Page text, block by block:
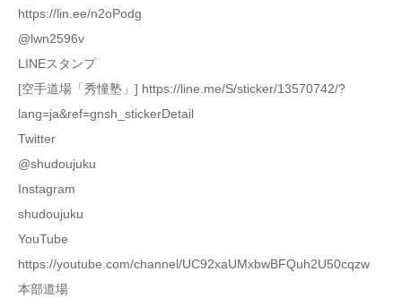
https://lin.ee/n2oPodg
@lwn2596v
LINEスタンプ
[空手道場「秀憧塾」] https://line.me/S/sticker/13570742/?
lang=ja&ref=gnsh_stickerDetail
Twitter
@shudoujuku
Instagram
shudoujuku
YouTube
https://youtube.com/channel/UC92xaUMxbwBFQuh2U50cqzw
本部道場